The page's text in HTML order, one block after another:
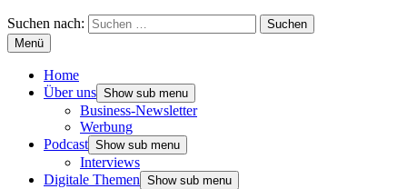
Suchen nach:
Menü
Home
Über uns Show sub menu
Business-Newsletter
Werbung
Podcast Show sub menu
Interviews
Digitale Themen Show sub menu